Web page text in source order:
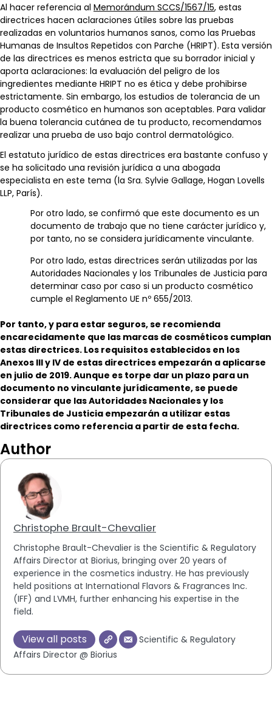
Al hacer referencia al Memorándum SCCS/1567/15, estas
directrices hacen aclaraciones útiles sobre las pruebas
realizadas en voluntarios humanos sanos, como las Pruebas
Humanas de Insultos Repetidos con Parche (HRIPT). Esta versión
de las directrices es menos estricta que su borrador inicial y
aporta aclaraciones: la evaluación del peligro de los
ingredientes mediante HRIPT no es ética y debe prohibirse
estrictamente. Sin embargo, los estudios de tolerancia de un
producto cosmético en humanos son aceptables. Para validar
la buena tolerancia cutánea de tu producto, recomendamos
realizar una prueba de uso bajo control dermatológico.
El estatuto jurídico de estas directrices era bastante confuso y
se ha solicitado una revisión jurídica a una abogada
especialista en este tema (la Sra. Sylvie Gallage, Hogan Lovells
LLP, París).
Por otro lado, se confirmó que este documento es un
documento de trabajo que no tiene carácter jurídico y,
por tanto, no se considera jurídicamente vinculante.
Por otro lado, estas directrices serán utilizadas por las
Autoridades Nacionales y los Tribunales de Justicia para
determinar caso por caso si un producto cosmético
cumple el Reglamento UE nº 655/2013.
Por tanto, y para estar seguros, se recomienda
encarecidamente que las marcas de cosméticos cumplan
estas directrices. Los requisitos establecidos en los
Anexos III y IV de estas directrices empezarán a aplicarse
en julio de 2019. Aunque es torpe dar un plazo para un
documento no vinculante jurídicamente, se puede
considerar que las Autoridades Nacionales y los
Tribunales de Justicia empezarán a utilizar estas
directrices como referencia a partir de esta fecha.
Author
Christophe Brault-Chevalier
Christophe Brault-Chevalier is the Scientific & Regulatory
Affairs Director at Biorius, bringing over 20 years of
experience in the cosmetics industry. He has previously
held positions at International Flavors & Fragrances Inc.
(IFF) and LVMH, further enhancing his expertise in the
field.
View all posts
Scientific & Regulatory
Affairs Director @ Biorius